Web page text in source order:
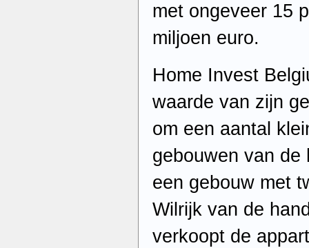
met ongeveer 15
miljoen euro.
Home Invest
waarde van zijn
om een aantal
gebouwen van de
een gebouw met
Wilrijk van de
verkoopt de